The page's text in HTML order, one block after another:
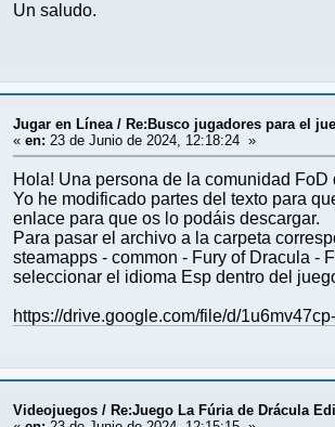
Un saludo.
Jugar en Línea/ Re:Busco jugadores para el
«en: 23 de Junio de 2024, 12:18:24 »
Hola! Una persona de la comunidad
Yo he modificado partes del texto para
enlace para que os lo podáis descargar.
Para pasar el archivo a la carpeta
steamapps - common - Fury of Dracula -
seleccionar el idioma Esp dentro del
https://drive.google.com/file/d/
Videojuegos / Re:Juego La Fúria de Drácula